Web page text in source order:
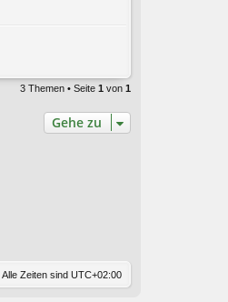
3 Themen • Seite 1 von 1
Gehe zu
Alle Zeiten sind UTC+02:00